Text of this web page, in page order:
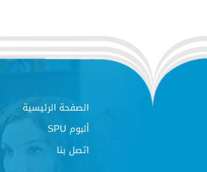
الصفحة الرئيسية
ألبوم SPU
اتصل بنا